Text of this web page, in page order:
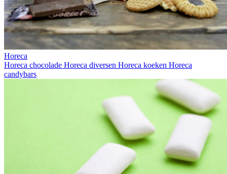
Horeca
Horeca chocolade Horeca diversen Horeca koeken Horeca
candybars